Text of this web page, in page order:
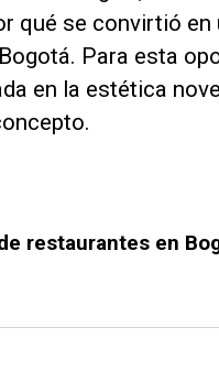
qué se convirtió en
Para esta
en la estética
restaurantes en